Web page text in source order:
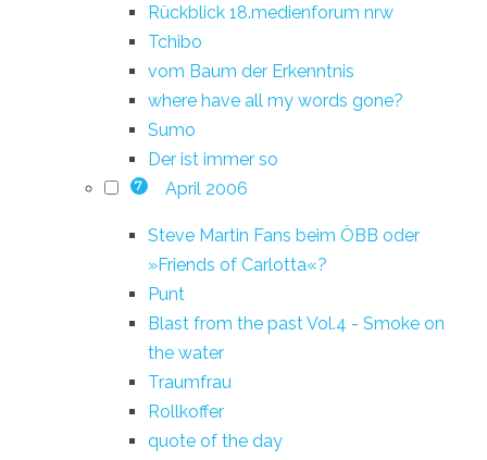
Rückblick 18.medienforum nrw
Tchibo
vom Baum der Erkenntnis
where have all my words gone?
Sumo
Der ist immer so
7 April 2006
Steve Martin Fans beim ÖBB oder
»Friends of Carlotta«?
Punt
Blast from the past Vol.4 - Smoke on
the water
Traumfrau
Rollkoffer
quote of the day